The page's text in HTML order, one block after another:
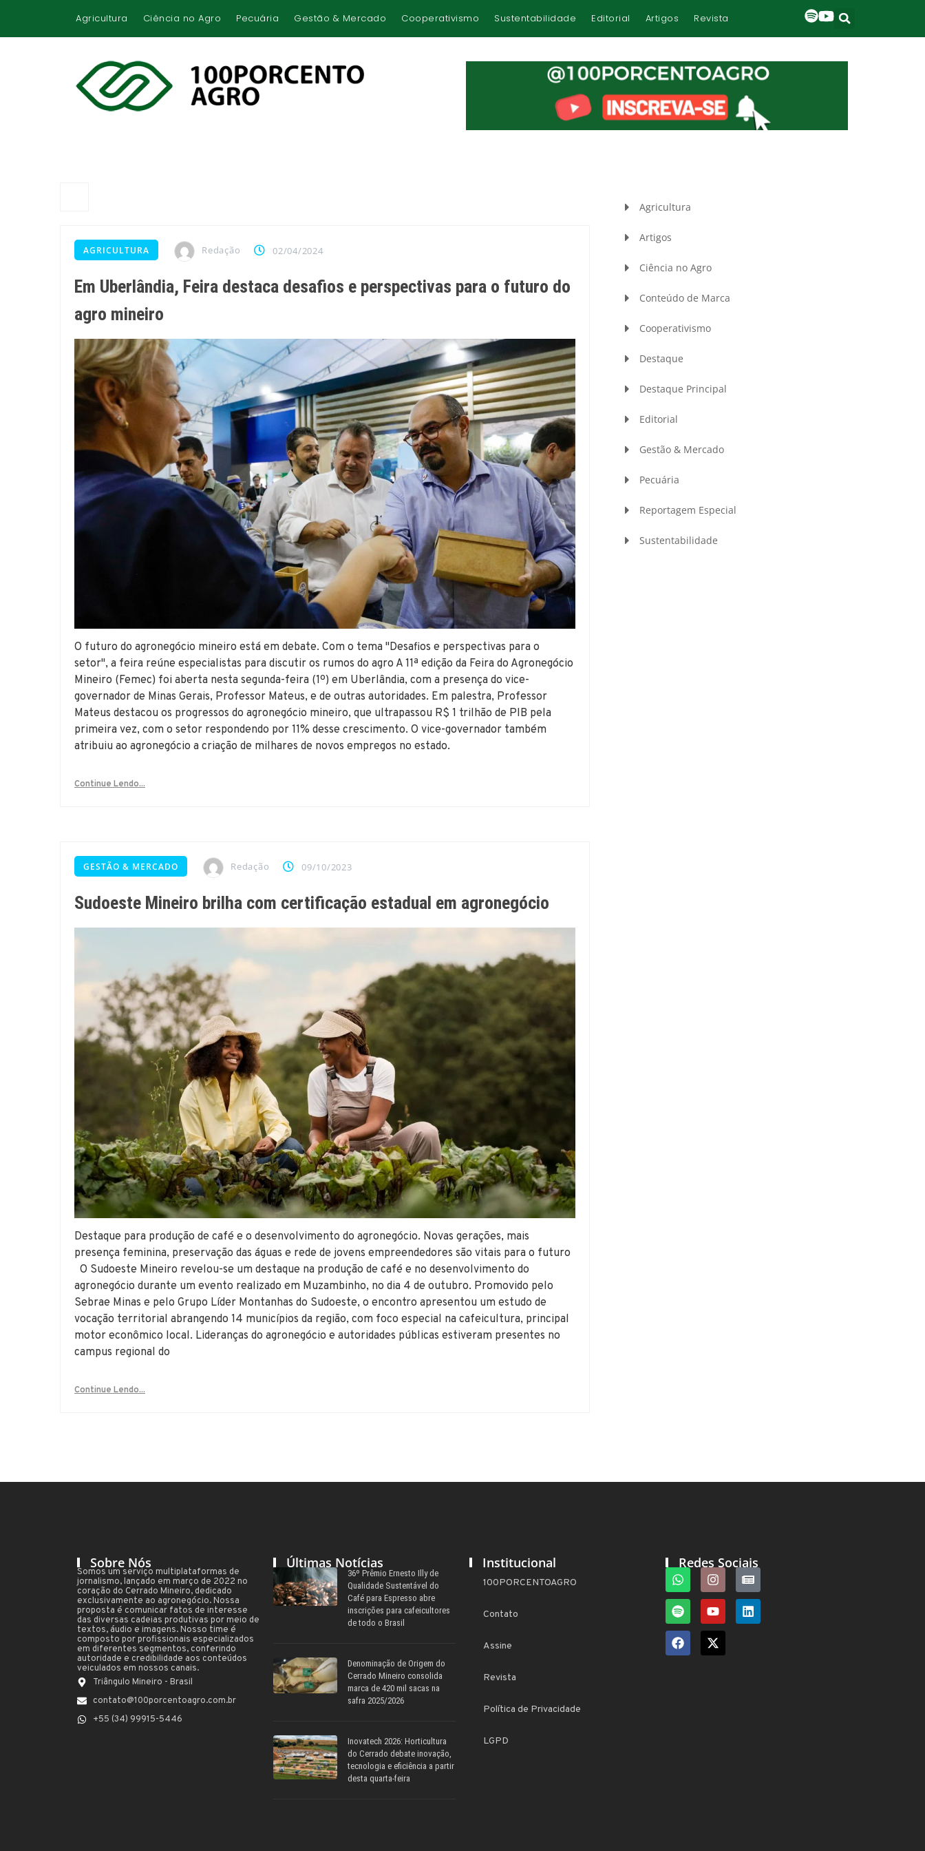
Agricultura Ciência no Agro Pecuária Gestão & Mercado Cooperativismo Sustentabilidade Editorial Artigos Revista
AGRICULTURA Redação 02/04/2024
Em Uberlândia, Feira destaca desafios e perspectivas para o futuro do
agro mineiro
O futuro do agronegócio mineiro está em debate. Com o tema "Desafios e perspectivas para o
setor", a feira reúne especialistas para discutir os rumos do agro A 11ª edição da Feira do Agronegócio
Mineiro (Femec) foi aberta nesta segunda-feira (1º) em Uberlândia, com a presença do vice-
governador de Minas Gerais, Professor Mateus, e de outras autoridades. Em palestra, Professor
Mateus destacou os progressos do agronegócio mineiro, que ultrapassou R$ 1 trilhão de PIB pela
primeira vez, com o setor respondendo por 11% desse crescimento. O vice-governador também
atribuiu ao agronegócio a criação de milhares de novos empregos no estado.
Continue Lendo...
GESTÃO & MERCADO Redação 09/10/2023
Sudoeste Mineiro brilha com certificação estadual em agronegócio
Destaque para produção de café e o desenvolvimento do agronegócio. Novas gerações, mais
presença feminina, preservação das águas e rede de jovens empreendedores são vitais para o futuro
O Sudoeste Mineiro revelou-se um destaque na produção de café e no desenvolvimento do
agronegócio durante um evento realizado em Muzambinho, no dia 4 de outubro. Promovido pelo
Sebrae Minas e pelo Grupo Líder Montanhas do Sudoeste, o encontro apresentou um estudo de
vocação territorial abrangendo 14 municípios da região, com foco especial na cafeicultura, principal
motor econômico local. Lideranças do agronegócio e autoridades públicas estiveram presentes no
campus regional do
Continue Lendo...
Agricultura
Artigos
Ciência no Agro
Conteúdo de Marca
Cooperativismo
Destaque
Destaque Principal
Editorial
Gestão & Mercado
Pecuária
Reportagem Especial
Sustentabilidade
Sobre Nós
Somos um serviço multiplataformas de
jornalismo, lançado em março de 2022 no
coração do Cerrado Mineiro, dedicado
exclusivamente ao agronegócio. Nossa
proposta é comunicar fatos de interesse
das diversas cadeias produtivas por meio de
textos, áudio e imagens. Nosso time é
composto por profissionais especializados
em diferentes segmentos, conferindo
autoridade e credibilidade aos conteúdos
veiculados em nossos canais.
Triângulo Mineiro - Brasil
contato@100porcentoagro.com.br
+55 (34) 99915-5446
Últimas Notícias
36º Prêmio Ernesto Illy de
Qualidade Sustentável do
Café para Espresso abre
inscrições para cafeicultores
de todo o Brasil
Denominação de Origem do
Cerrado Mineiro consolida
marca de 420 mil sacas na
safra 2025/2026
Inovatech 2026: Horticultura
do Cerrado debate inovação,
tecnologia e eficiência a partir
desta quarta-feira
Institucional
100PORCENTOAGRO
Contato
Assine
Revista
Política de Privacidade
LGPD
Redes Sociais